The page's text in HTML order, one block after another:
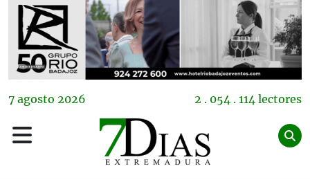
7 agosto 2026 2 . 054 . 114 lectores